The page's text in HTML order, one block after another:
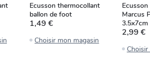
Ecusson thermocollant
ballon de foot
1,49 €
Choisir mon magasin
Marcus
3.5x7cm
2,99 €